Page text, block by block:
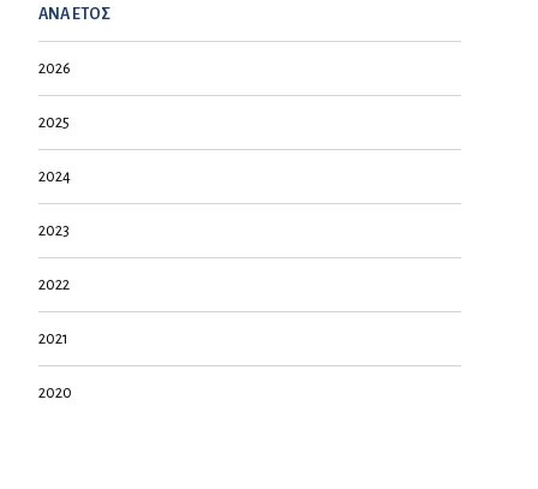
ΑΝΑ ΕΤΟΣ
2026
2025
2024
2023
2022
2021
2020